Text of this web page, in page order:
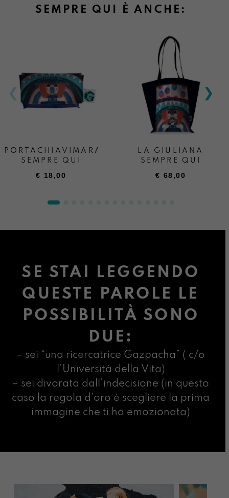
SEMPRE QUI È ANCHE:
PORTACHIAVIMARA
SEMPRE QUI
€ 18,00
LA GIULIANA
SEMPRE QUI
€ 68,00
SE STAI LEGGENDO
QUESTE PAROLE LE
POSSIBILITÀ SONO
DUE:
– sei “una ricercatrice Gazpacha” ( c/o
l’Università della Vita)
– sei divorata dall’indecisione (in questo
caso la regola d’oro è scegliere la prima
immagine che ti ha emozionata)